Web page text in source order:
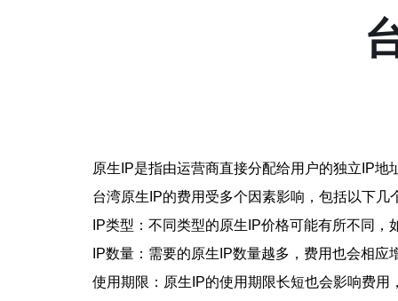
原生IP是指由运营商直接分配给用户的独立IP
台湾原生IP的费用受多个因素影响，包括以下几
IP类型：不同类型的原生IP价格可能有所不同，
IP数量：需要的原生IP数量越多，费用也会相应
使用期限：原生IP的使用期限长短也会影响费用